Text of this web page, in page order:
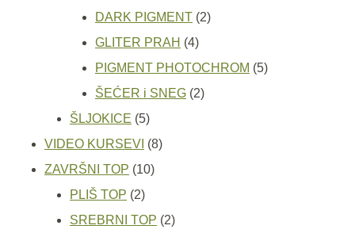
proizvoda
DARK PIGMENT 22
GLITER PRAH 44
proizvoda
PIGMENT PHOTOCHROM 55
ŠEĆER i SNEG 22
ŠLJOKICE 55
proizvoda
VIDEO KURSEVI 88
ZAVRŠNI TOP 1010
PLIŠ TOP 22
proizvoda
SREBRNI TOP 22